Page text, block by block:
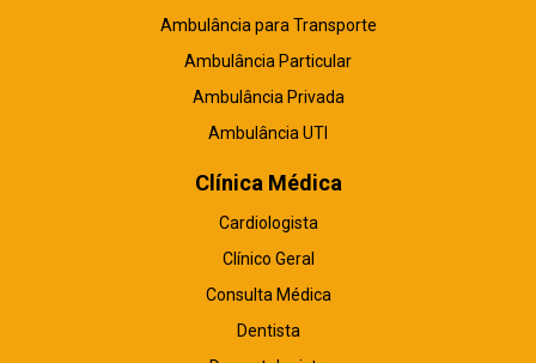
Ambulância para Transporte
Ambulância Particular
Ambulância Privada
Ambulância UTI
Clínica Médica
Cardiologista
Clínico Geral
Consulta Médica
Dentista